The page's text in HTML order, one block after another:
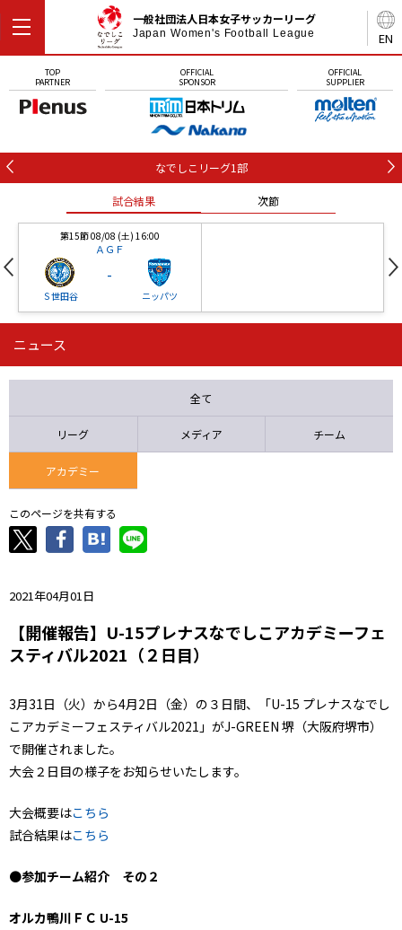
EN
一般社団法人日本女子サッカーリーグ
Japan Women's Football League
TOP
PARTNER
OFFICIAL
SPONSOR
OFFICIAL
SUPPLIER
なでしこリーグ1部
試合結果 次節
第15節 08/08 (土) 16:00
ＡＧＦ
Ｓ世田谷
-
ニッパツ
第16節 09/05 (土) 15:00
ニッパツ 石人の星
ニュース
全て
リーグ メディア チーム
アカデミー
このページを共有する
2021年04月01日
【開催報告】U-15プレナスなでしこアカデミーフェ
スティバル2021（２日目）
3月31日（火）から4月2日（金）の３日間、「U-15 プレナスなでし
こアカデミーフェスティバル2021」がJ-GREEN 堺（大阪府堺市）
で開催されました。
大会２日目の様子をお知らせいたします。
大会概要はこちら
試合結果はこちら
●参加チーム紹介 その２
オルカ鴨川ＦＣ U-15